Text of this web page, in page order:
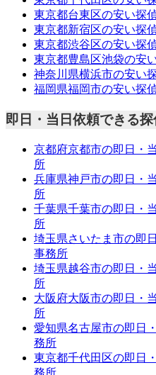
東京都台東区の安い探
東京都新宿区の安い探
東京都渋谷区の安い探
東京都豊島区池袋の安
神奈川県横浜市の安い
福岡県福岡市の安い探
即日・当日依頼できる探
京都府京都市の即日・
所
兵庫県神戸市の即日・
所
千葉県千葉市の即日・
所
埼玉県さいたま市の即
事務所
埼玉県越谷市の即日・
所
大阪府大阪市の即日・
所
愛知県名古屋市の即日
務所
東京都千代田区の即日
務所